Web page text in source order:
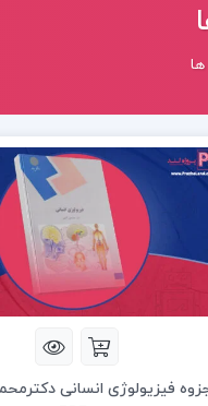
فیزیولوژی انسانی